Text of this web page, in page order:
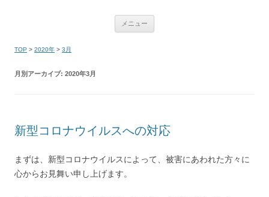
メニュー
TOP > 2020年 > 3月
月別アーカイブ: 2020年3月
新型コロナウイルスへの対応
まずは、新型コロナウイルスによって、被害にあわれた方々に
心からお見舞い申し上げます。